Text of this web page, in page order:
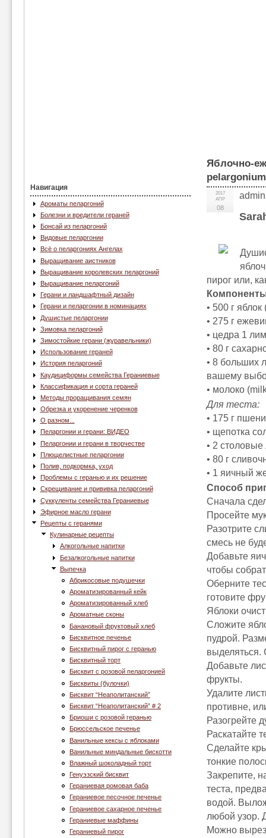
Навигация
Ароматы пеларгоний
Болезни и вредители гераней
Бонсай из пеларгоний
Видовые пеларгонии
Всё о пеларгониях Ангелах
Выращивание аистников
Выращивание королевских пеларгоний
Выращивание пеларгоний
Герани и ландшафтный дизайн
Герани и пеларгонии в номинациях
Душистые пеларгонии
Зимовка пеларгоний
Зимостойкие герани (журавельники)
Использование гераней
История пеларгоний
Каудициформы семейства Гераниевые
Классификация и сорта гераней
Методы проращивания семян
Обрезка и укоренение черенков
О разном...
Пеларгонии и герани: ВИДЕО
Пеларгонии и герани в творчестве
Плющелистные пеларгонии
Полив, подкормка, уход
Проблемы с геранью и их решение
Скрещивание и прививка пеларгоний
Суккуленты семейства Гераниевые
Эфирное масло герани
Рецепты с геранями
Кулинарные рецепты
Алкогольные напитки
Безалкогольные напитки
Выпечка
Абрикосовые подушечки
Ароматизированный кейк
Ароматизированный хлеб
Ароматные сконы
Банановый фруктовый хлеб
Бисквитное печенье
Бисквитный пирог с геранью
Бисквитный торт
Бисквит с розовой пеларгонией
Бисквиты (булочки)
Бисквит “Неаполитанский”
Бисквит “Неаполитанский” # 2
Бриоши с розовой геранью
Брюссельское печенье
Ванильные кексы с яблоками
Ванильные миндальные бискотти
Влажный шоколадный торт
Генуэзский бисквит
Гераниевая ромовая баба
Гераниевое песочное печенье
Гераниевое сахарное печенье
Гераниевые маффины
Гераниевый пирог
Яблочно-
2017
АПР
08
admin
пирог или,
• 500 г яблок
• 275 г
• цедра 1
• 80 г
• 8 больших
вашему
• молоко
Для теста:
• 175 г
• щепотка
• 2
• 80 г
• 1 яичный
Способ
Сначала
Просейте
Разотрите
смесь не
Добавьте
чтобы
Оберните
готовите
Яблоки
Сложите
пудрой.
выделяться.
Добавьте
фрукты.
Удалите
противне,
Разогрейте
Раскатайте
Сделайте
тонкие
Закрепите,
теста,
водой.
любой узор.
Можно